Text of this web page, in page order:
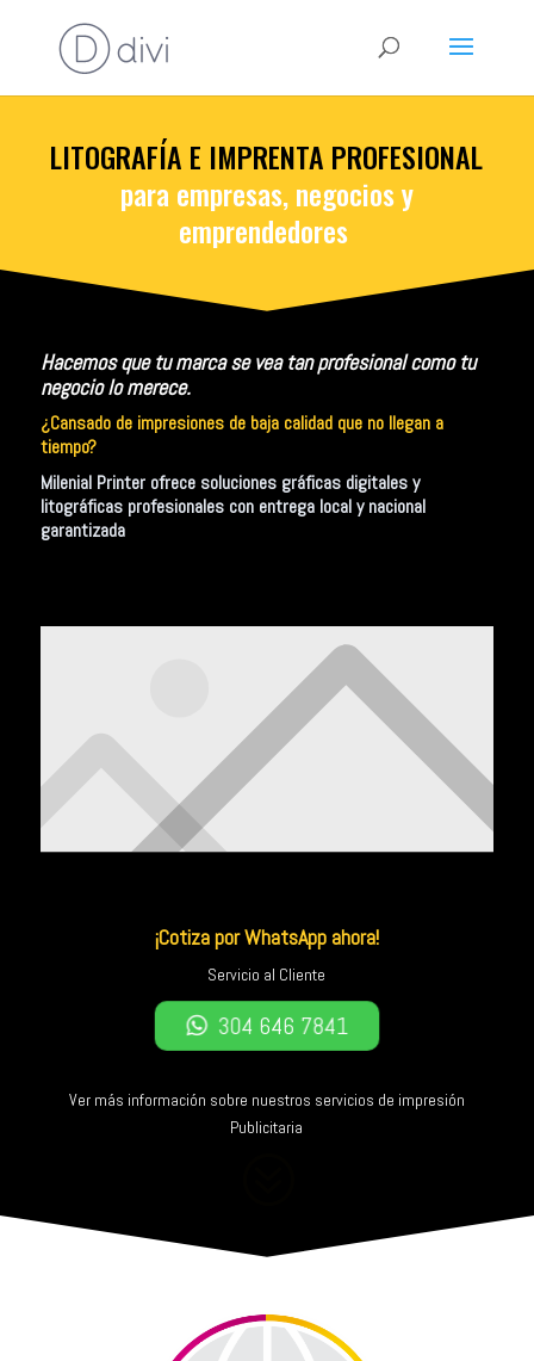
LITOGRAFÍA E IMPRENTA PROFESIONAL
para empresas, negocios y
emprendedores
Hacemos que tu marca se vea tan profesional como tu
negocio lo merece.
¿Cansado de impresiones de baja calidad que no llegan a
tiempo?
Milenial Printerofrece soluciones gráficas digitales y
litográficas profesionales con entrega local y nacional
garantizada
¡Cotiza por WhatsApp ahora!
Servicio al Cliente
304 646 7841
Ver más información sobre nuestros servicios de impresión
Publicitaria